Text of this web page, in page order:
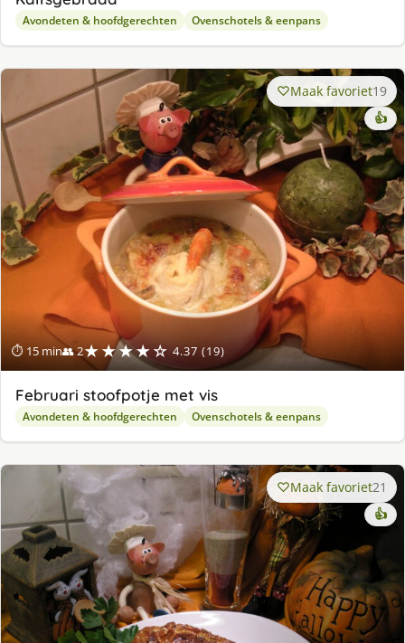
Avondeten & hoofdgerechten Ovenschotels & eenpans
⏱ 15 min👥 2★★★★☆ 4.37 (19)
Maak favoriet19
👍
Februari stoofpotje met vis
Avondeten & hoofdgerechten Ovenschotels & eenpans
Maak favoriet21
👍